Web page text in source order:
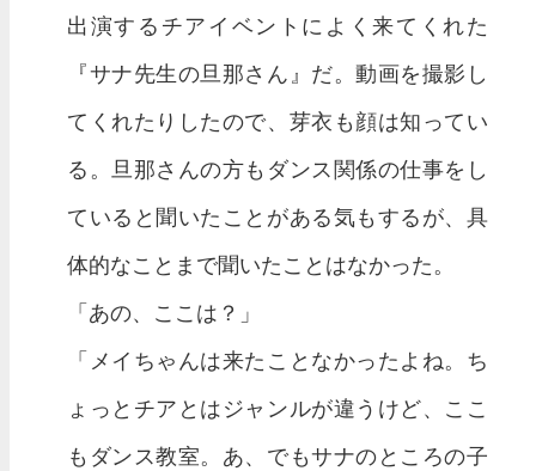
出演するチアイベントによく来てくれた
『サナ先生の旦那さん』だ。動画を撮影し
てくれたりしたので、芽衣も顔は知ってい
る。旦那さんの方もダンス関係の仕事をし
ていると聞いたことがある気もするが、具
体的なことまで聞いたことはなかった。
「あの、ここは？」
「メイちゃんは来たことなかったよね。ち
ょっとチアとはジャンルが違うけど、ここ
もダンス教室。あ、でもサナのところの子